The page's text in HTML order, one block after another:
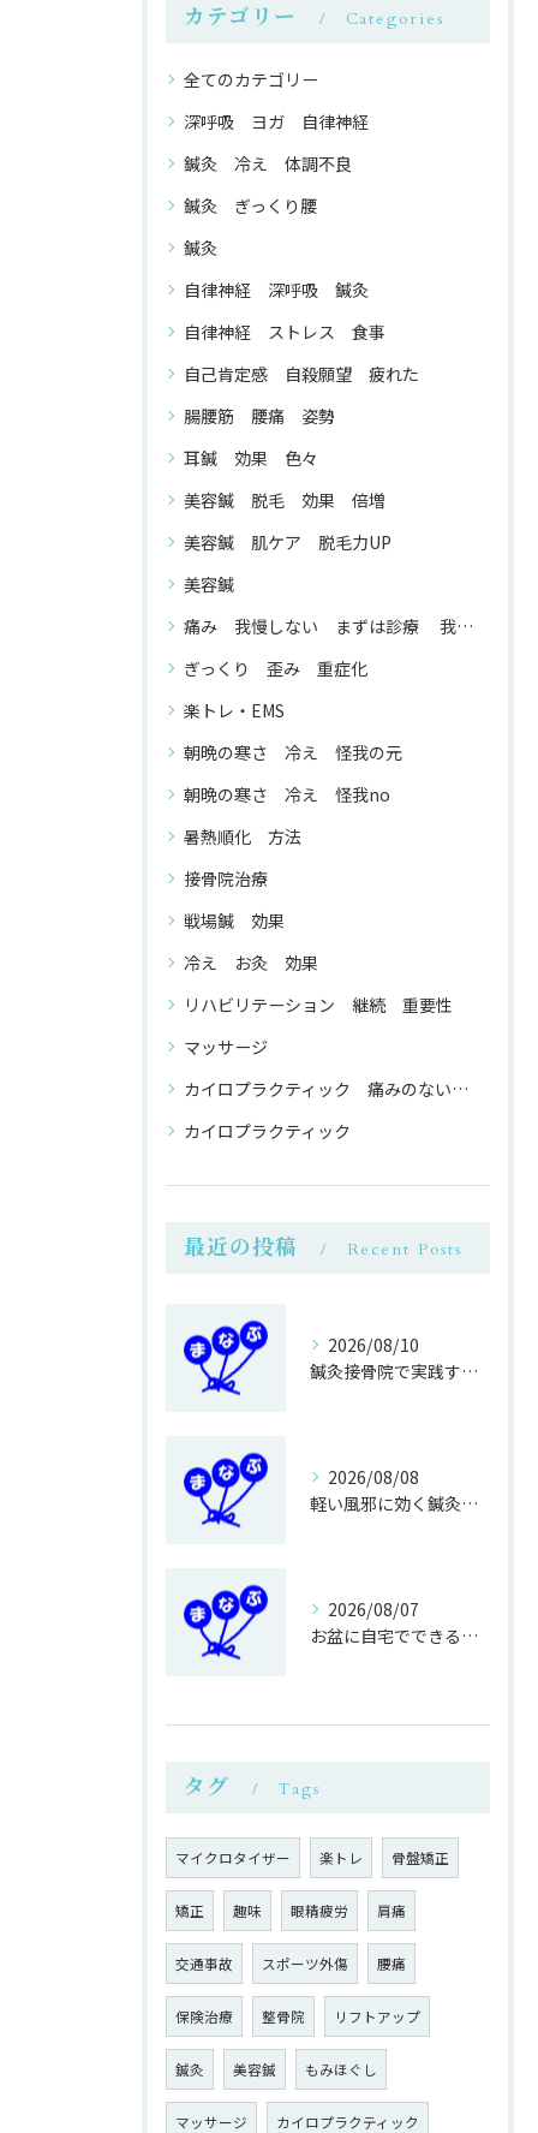
カテゴリー Categories
全てのカテゴリー
深呼吸 ヨガ 自律神経
鍼灸 冷え 体調不良
鍼灸 ぎっくり腰
鍼灸
自律神経 深呼吸 鍼灸
自律神経 ストレス 食事
自己肯定感 自殺願望 疲れた
腸腰筋 腰痛 姿勢
耳鍼 効果 色々
美容鍼 脱毛 効果 倍増
美容鍼 肌ケア 脱毛力UP
美容鍼
痛み 我慢しない まずは診療 我慢する 必要 が ない
ぎっくり 歪み 重症化
楽トレ・EMS
朝晩の寒さ 冷え 怪我の元
朝晩の寒さ 冷え 怪我no
暑熱順化 方法
接骨院治療
戦場鍼 効果
冷え お灸 効果
リハビリテーション 継続 重要性
マッサージ
カイロプラクティック 痛みのない 整体
カイロプラクティック
最近の投稿 Recent Posts
2026/08/10
鍼灸接骨院で実践する健康寿命を伸ばす運動法
2026/08/08
軽い風邪に効く鍼灸接骨院のマッサージ効果
2026/08/07
お盆に自宅でできる鍼灸接骨の過ごし方
タグ Tags
マイクロタイザー 楽トレ 骨盤矯正
矯正 趣味 眼精疲労 肩痛
交通事故 スポーツ外傷 腰痛
保険治療 整骨院 リフトアップ
鍼灸 美容鍼 もみほぐし
マッサージ カイロプラクティック